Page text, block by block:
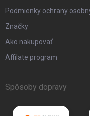
Podmienky ochrany
Značky
Ako nakupovať
Affilate program
Spôsoby dopravy